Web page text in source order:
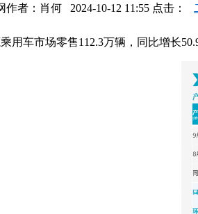
作者： 肖何 2024-10-12 11:55 点击：
用车市场零售112.3万辆，同比增长